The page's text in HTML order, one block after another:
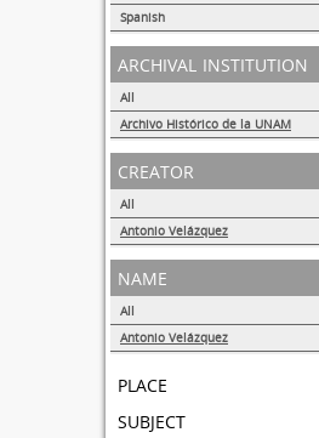
Spanish
archival institution
All
Archivo Histórico de la UNAM
creator
All
Antonio Velázquez
name
All
Antonio Velázquez
place
subject